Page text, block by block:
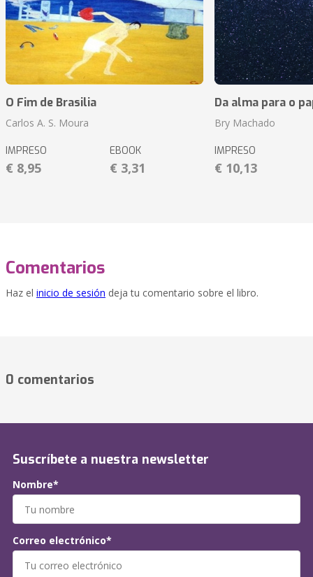
O Fim de Brasilia
Carlos A. S. Moura
IMPRESO
€ 8,95
EBOOK
€ 3,31
Da alma para o
Bry Machado
IMPRESO
€ 10,13
Comentarios
Haz el inicio de sesión deja tu comentario sobre el libro.
0 comentarios
Suscríbete a nuestra newsletter
Nombre*
Correo electrónico*